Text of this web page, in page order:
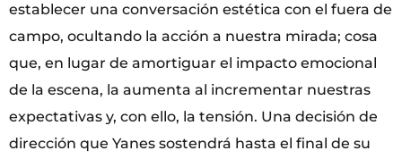
establecer una conversación estética con el fuera de
campo, ocultando la acción a nuestra mirada; cosa
que, en lugar de amortiguar el impacto emocional
de la escena, la aumenta al incrementar nuestras
expectativas y, con ello, la tensión. Una decisión de
dirección que Yanes sostendrá hasta el final de su